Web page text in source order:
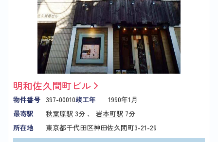
明和佐久間町ビル
物件番号 397-00010竣工年
1990年1月
最寄駅
秋葉原駅 3分 、 岩本町駅 7分
所在地
東京都千代田区神田佐久間町3-21-29